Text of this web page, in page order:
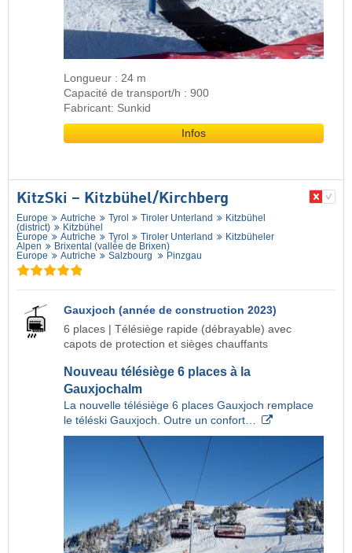
Longueur : 24 m
Capacité de transport/h : 900
Fabricant: Sunkid
Infos
KitzSki – Kitzbühel/​Kirchberg
Europe Autriche Tyrol Tiroler Unterland
Kitzbühel
(district)
Kitzbühel
Europe
Autriche Tyrol Tiroler Unterland
Kitzbüheler
Alpen
Brixental (vallée de Brixen)
Europe
Autriche Salzbourg Pinzgau
Gauxjoch (année de construction 2023)
6 places | Télésiège rapide (débrayable) avec
capots de protection et sièges chauffants
Nouveau télésiège 6 places à la
Gauxjochalm
La nouvelle télésiège 6 places Gauxjoch remplace
le téléski Gauxjoch. Outre un confort…